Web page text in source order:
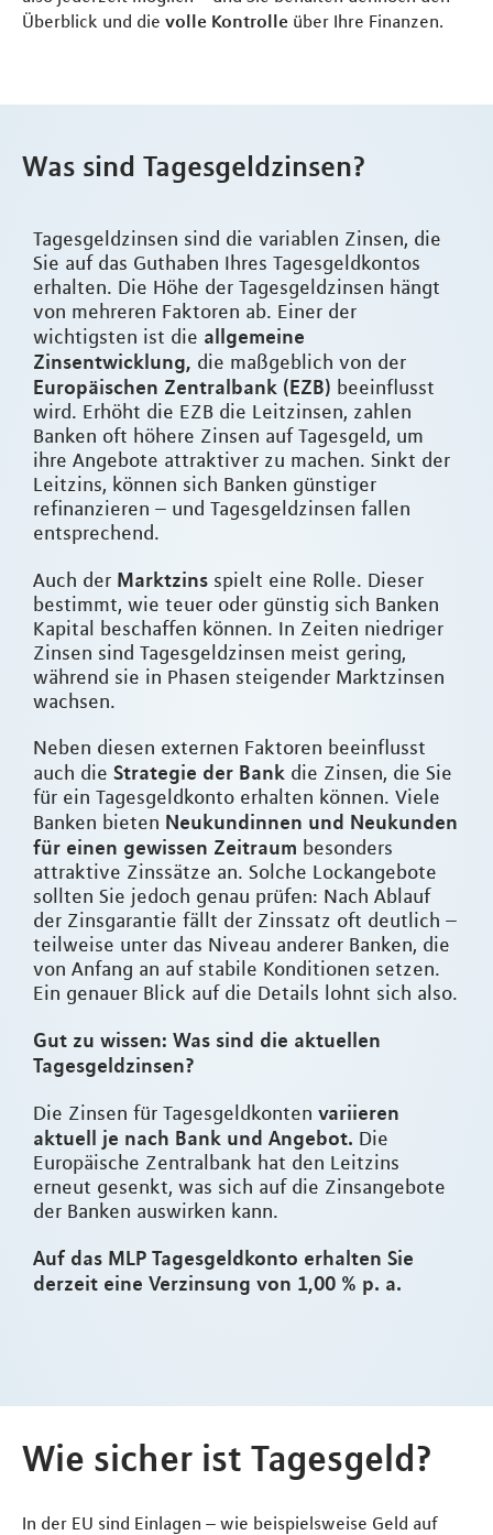
Überblick und die volle Kontrolle über Ihre Finanzen.
Was sind Tagesgeldzinsen?
Tagesgeldzinsen sind die variablen Zinsen, die
Sie auf das Guthaben Ihres Tagesgeldkontos
erhalten. Die Höhe der Tagesgeldzinsen hängt
von mehreren Faktoren ab. Einer der
wichtigsten ist die allgemeine
Zinsentwicklung, die maßgeblich von der
Europäischen Zentralbank (EZB) beeinflusst
wird. Erhöht die EZB die Leitzinsen, zahlen
Banken oft höhere Zinsen auf Tagesgeld, um
ihre Angebote attraktiver zu machen. Sinkt der
Leitzins, können sich Banken günstiger
refinanzieren – und Tagesgeldzinsen fallen
entsprechend.
Auch der Marktzins spielt eine Rolle. Dieser
bestimmt, wie teuer oder günstig sich Banken
Kapital beschaffen können. In Zeiten niedriger
Zinsen sind Tagesgeldzinsen meist gering,
während sie in Phasen steigender Marktzinsen
wachsen.
Neben diesen externen Faktoren beeinflusst
auch die Strategie der Bank die Zinsen, die Sie
für ein Tagesgeldkonto erhalten können. Viele
Banken bieten Neukundinnen und Neukunden
für einen gewissen Zeitraum besonders
attraktive Zinssätze an. Solche Lockangebote
sollten Sie jedoch genau prüfen: Nach Ablauf
der Zinsgarantie fällt der Zinssatz oft deutlich –
teilweise unter das Niveau anderer Banken, die
von Anfang an auf stabile Konditionen setzen.
Ein genauer Blick auf die Details lohnt sich also.
Gut zu wissen: Was sind die aktuellen
Tagesgeldzinsen?
Die Zinsen für Tagesgeldkonten variieren
aktuell je nach Bank und Angebot. Die
Europäische Zentralbank hat den Leitzins
erneut gesenkt, was sich auf die Zinsangebote
der Banken auswirken kann.
Auf das MLP Tagesgeldkonto erhalten Sie
derzeit eine Verzinsung von 1,00 % p. a.
Wie sicher ist Tagesgeld?
In der EU sind Einlagen – wie beispielsweise Geld auf